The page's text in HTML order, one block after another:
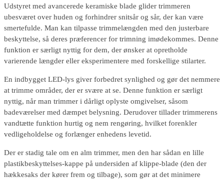
Udstyret med avancerede keramiske blade glider trimmeren
ubesværet over huden og forhindrer snitsår og sår, der kan være
smertefulde. Man kan tilpasse trimmelængden med den justerbare
beskyttelse, så deres præferencer for trimning imødekommes. Denne
funktion er særligt nyttig for dem, der ønsker at opretholde
varierende længder eller eksperimentere med forskellige stilarter.
En indbygget LED-lys giver forbedret synlighed og gør det nemmere
at trimme områder, der er svære at se. Denne funktion er særligt
nyttig, når man trimmer i dårligt oplyste omgivelser, såsom
badeværelser med dæmpet belysning. Derudover tillader trimmerens
vandtætte funktion hurtig og nem rengøring, hvilket forenkler
vedligeholdelse og forlænger enhedens levetid.
Der er stadig tale om en alm trimmer, men den har sådan en lille
plastikbeskyttelses-kappe på undersiden af klippe-blade (den der
hækkesaks der kører frem og tilbage), som gør at det minimere